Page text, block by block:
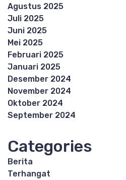
Agustus 2025
Juli 2025
Juni 2025
Mei 2025
Februari 2025
Januari 2025
Desember 2024
November 2024
Oktober 2024
September 2024
Categories
Berita
Terhangat